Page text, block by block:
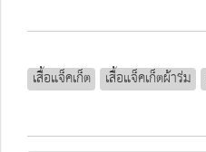
เสื้อแจ็คเก็ต เสื้อแจ็คเก็ตผ้าร่ม